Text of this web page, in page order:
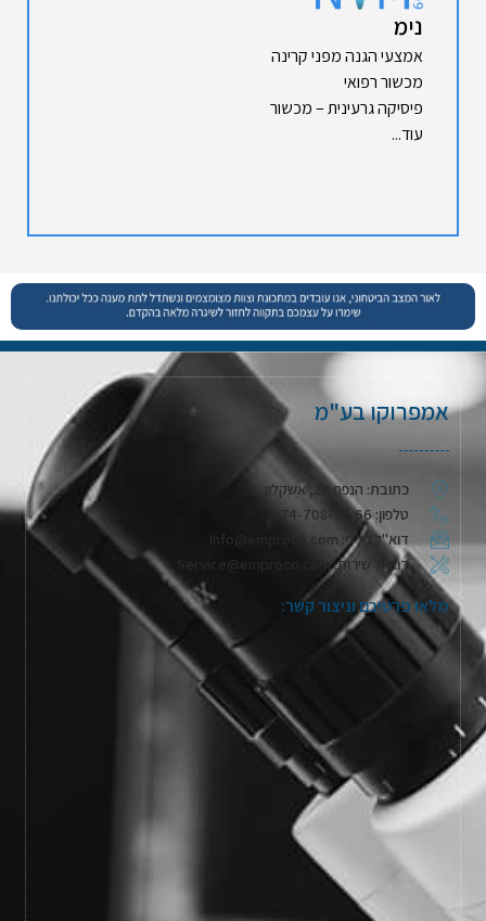
נימ
אמצעי הגנה מפני קרינה
מכשור רפואי
פיסיקה גרעינית – מכשור
עוד...
אמפרוקו בע"מ
כתובת: הנפח 28, אשקלון
טלפון: 074-708-71-66
דוא"ל כללי: Info@emproco.com
דוא"ל שירות: Service@emproco.com
מלאו פרטיכם וניצור קשר: